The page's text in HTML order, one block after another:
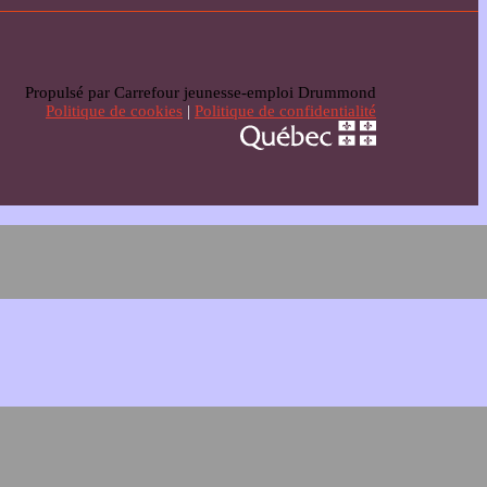
Propulsé par Carrefour jeunesse-emploi Drummond
Politique de cookies | Politique de confidentialité